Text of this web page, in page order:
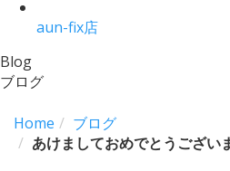
aun-fix店
Blog
ブログ
Home
ブログ
あけましておめでとうござい